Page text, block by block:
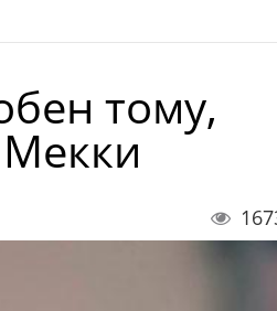
тому,